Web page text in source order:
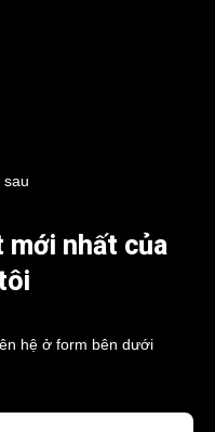
mới nhất của
hệ ở form bên dưới